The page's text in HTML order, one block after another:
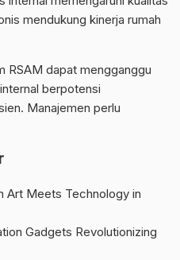
mendukung kinerja rumah
RSAM dapat mengganggu
berpotensi
Manajemen perlu
Art Meets Technology in
Gadgets Revolutionizing